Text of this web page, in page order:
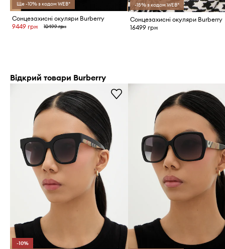
Ще -10% з кодом WEB*
Сонцезахисні окуляри Burberry
9449 грн
10499 грн
-15% з кодом WEB*
Сонцезахисні окуляри Burberry
16499 грн
Відкрий товари Burberry
-10%